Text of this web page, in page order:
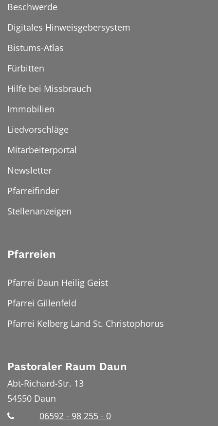
Beschwerde
Digitales Hinweisgebersystem
Bistums-Atlas
Fürbitten
Hilfe bei Missbrauch
Immobilien
Liedvorschläge
Mitarbeiterportal
Newsletter
Pfarreifinder
Stellenanzeigen
Pfarreien
Pfarrei Daun Heilig Geist
Pfarrei Gillenfeld
Pfarrei Kelberg Land St. Christophorus
Pastoraler Raum Daun
Abt-Richard-Str. 13
54550 Daun
06592 - 98 255 - 0